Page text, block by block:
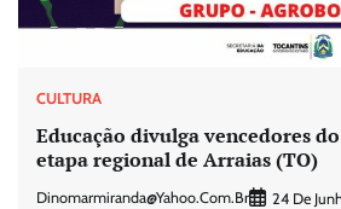
CULTURA
Educação divulga vencedores
etapa regional de Arraias (TO)
Dinomarmiranda@yahoo.com.br 24 De